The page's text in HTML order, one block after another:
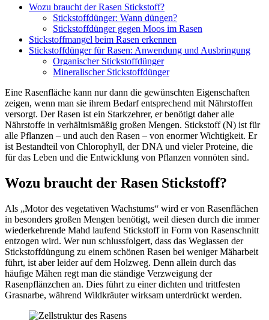
Wozu braucht der Rasen Stickstoff?
Stickstoffdünger: Wann düngen?
Stickstoffdünger gegen Moos im Rasen
Stickstoffmangel beim Rasen erkennen
Stickstoffdünger für Rasen: Anwendung und Ausbringung
Organischer Stickstoffdünger
Mineralischer Stickstoffdünger
Eine Rasenfläche kann nur dann die gewünschten Eigenschaften
zeigen, wenn man sie ihrem Bedarf entsprechend mit Nährstoffen
versorgt. Der Rasen ist ein Starkzehrer, er benötigt daher alle
Nährstoffe in verhältnismäßig großen Mengen. Stickstoff (N) ist für
alle Pflanzen – und auch den Rasen – von enormer Wichtigkeit. Er
ist Bestandteil von Chlorophyll, der DNA und vieler Proteine, die
für das Leben und die Entwicklung von Pflanzen vonnöten sind.
Wozu braucht der Rasen Stickstoff?
Als „Motor des vegetativen Wachstums“ wird er von Rasenflächen
in besonders großen Mengen benötigt, weil diesen durch die immer
wiederkehrende Mahd laufend Stickstoff in Form von Rasenschnitt
entzogen wird. Wer nun schlussfolgert, dass das Weglassen der
Stickstoffdüngung zu einem schönen Rasen bei weniger Mäharbeit
führt, ist aber leider auf dem Holzweg. Denn allein durch das
häufige Mähen regt man die ständige Verzweigung der
Rasenpflänzchen an. Dies führt zu einer dichten und trittfesten
Grasnarbe, während Wildkräuter wirksam unterdrückt werden.